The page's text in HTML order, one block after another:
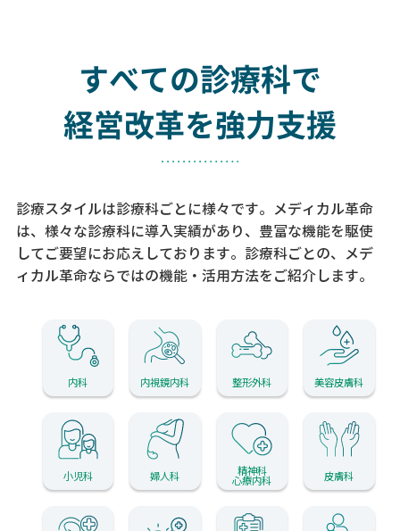
すべての診療科で
経営改革を強力支援
診療スタイルは診療科ごとに様々です。メディカル革命
は、様々な診療科に導入実績があり、 豊富な機能を駆使
してご要望にお応えしております。 診療科ごとの、メデ
ィカル革命ならではの機能・活用方法をご紹介します。
内科 内視鏡内科 整形外科 美容皮膚科
小児科 婦人科 精神科
心療内科 皮膚科